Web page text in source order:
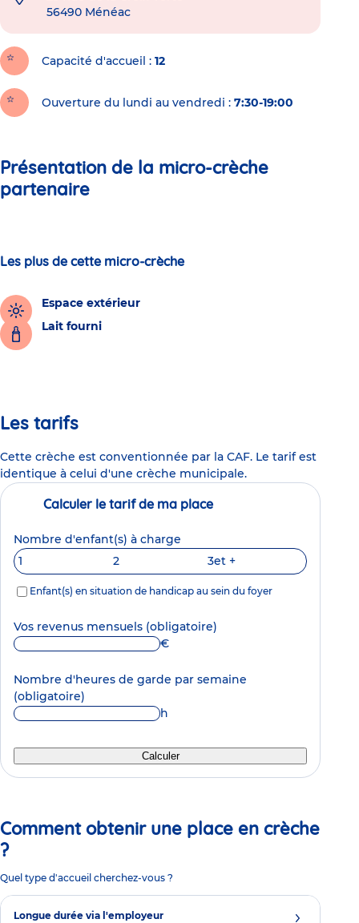
56490 Ménéac
Capacité d'accueil 12
Ouverture du lundi au vendredi : 7:30-19:00
Présentation de la micro-crèche
partenaire
Les plus de cette micro-crèche
Espace extérieur
Lait fourni
Les tarifs
Cette crèche est conventionnée par la CAF. Le tarif est
identique à celui d'une crèche municipale.
Calculer le tarif de ma place
Nombre d'enfant(s) à charge
1
2 3et +
Enfant(s) en situation de handicap au sein du foyer
Vos revenus mensuels (obligatoire)
€
Nombre d'heures de garde par semaine
(obligatoire)
h
Calculer
Comment obtenir une place en crèche
?
Quel type d'accueil cherchez-vous ?
Longue durée via l'employeur